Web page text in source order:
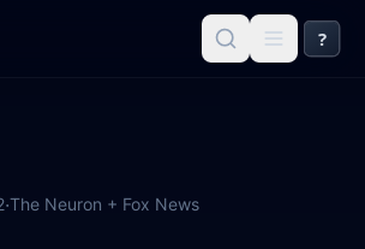
?
·The Neuron + Fox News